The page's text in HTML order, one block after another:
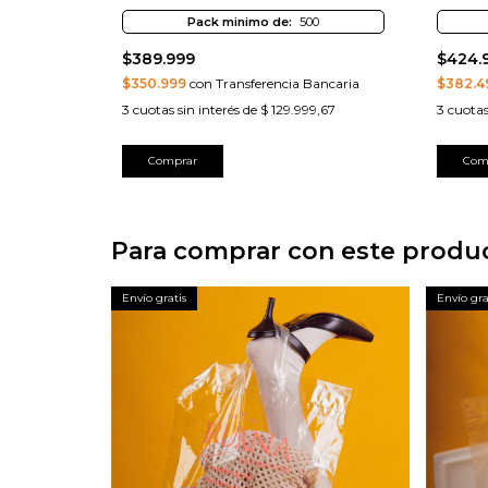
Pack minimo de: 500
$389.999
$350.999 con Transferencia Bancaria
3 cuotas sin interés de $ 129.999,67
Comprar
3
Para comprar con este
Envío gratis Envío